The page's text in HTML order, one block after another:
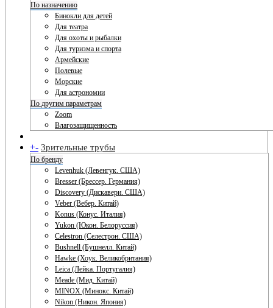
По назначению
Бинокли для детей
Для театра
Для охоты и рыбалки
Для туризма и спорта
Армейские
Полевые
Морские
Для астрономии
По другим параметрам
Zoom
Влагозащищенность
+- Зрительные трубы
По бренду
Levenhuk (Левенгук. США)
Bresser (Брессер. Германия)
Discovery (Дискавери. США)
Veber (Вебер. Китай)
Konus (Конус. Италия)
Yukon (Юкон. Белоруссия)
Celestron (Селестрон. США)
Bushnell (Бушнелл. Китай)
Hawke (Хоук. Великобритания)
Leica (Лейка. Португалия)
Meade (Мид. Китай)
MINOX (Минокс. Китай)
Nikon (Никон. Япония)